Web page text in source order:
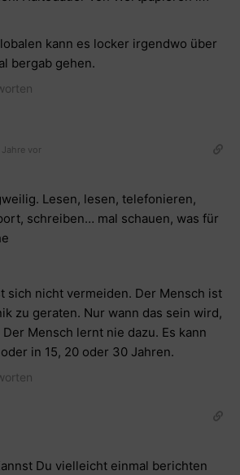
kann es locker irgendwo über
bergab gehen.
Jahre vor
Lesen, lesen, telefonieren,
schreiben… mal schauen, was für
sich nicht vermeiden. Der Mensch ist
zu geraten. Nur wann das sein wird,
Mensch lernt nie dazu. Es kann
in 15, 20 oder 30 Jahren.
Du vielleicht einmal berichten